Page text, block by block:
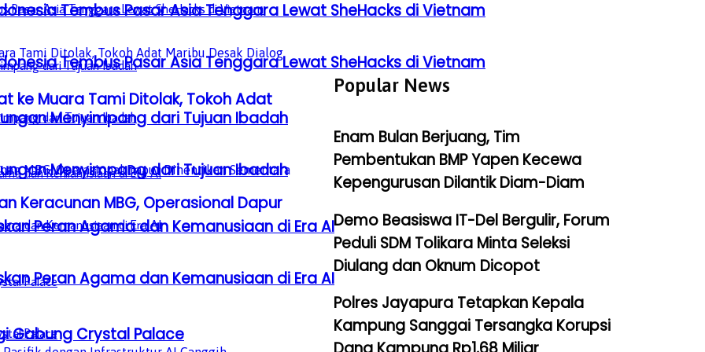
Tembus Pasar Asia Tenggara Lewat SheHacks di Vietnam
Menyimpang dari Tujuan Ibadah
Peran Agama dan Kemanusiaan di Era AI
Gabung Crystal Palace
Tembus Pasar Asia Tenggara Lewat SheHacks di Vietnam
Menyimpang dari Tujuan Ibadah
Peran Agama dan Kemanusiaan di Era AI
ke Muara Tami Ditolak, Tokoh Adat
Keracunan MBG, Operasional Dapur
Popular News
Enam Bulan Berjuang, Tim
Pembentukan BMP Yapen Kecewa
Kepengurusan Dilantik Diam-Diam
Demo Beasiswa IT-Del Bergulir, Forum
Peduli SDM Tolikara Minta Seleksi
Diulang dan Oknum Dicopot
Polres Jayapura Tetapkan Kepala
Kampung Sanggai Tersangka Korupsi